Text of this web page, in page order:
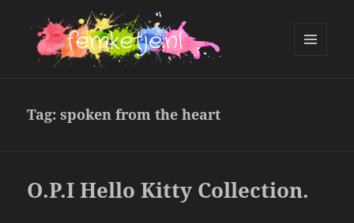
Tag:spoken from the heart
O.P.I Hello Kitty Collection.